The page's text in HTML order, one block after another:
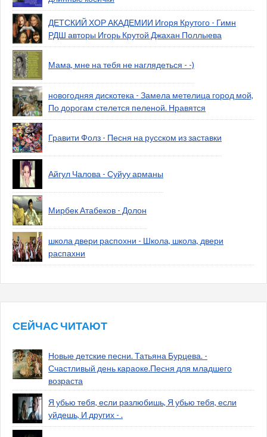
ДЕТСКИЙ ХОР АКАДЕМИИ Игоря Крутого - Гимн
РДШ авторы Игорь Крутой Джахан Поллыева
Мама, мне на тебя не наглядеться - -)
новогодняя дискотека - Замела метелица город мой,
По дорогам стелется пеленой. Нравятся
Гравити Фолз - Песня на русском из заставки
Айгул Чалова - Суйуу арманы
Мирбек Атабеков - Долон
школа двери распохни - Школа, школа, двери
распахни
СЕЙЧАС ЧИТАЮТ
Новые детские песни. Татьяна Бурцева. -
Счастливый день караоке.Песня для младшего
возраста
Я убью тебя, если разлюбишь, Я убью тебя, если
уйдешь, И других - .